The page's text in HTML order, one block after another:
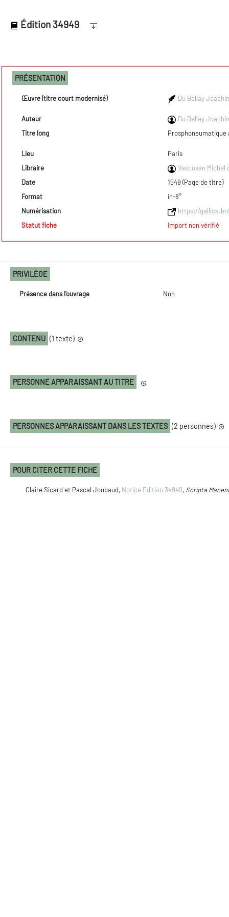
Édition 34949
PRÉSENTATION
Œuvre (titre court modernisé) Du Bellay
Auteur
Du Bellay
Titre long
Prosphoneumatique
Lieu
Paris
Libraire
Vascosan Michel
Date
1549 (Page de titre)
Format
in-8°
Numérisation
https://
Statut fiche
Import non vérifié
PRIVILÈGE
Présence dans l'ouvrage Non
CONTENU (1 texte)
PERSONNE APPARAISSANT AU TITRE
PERSONNES APPARAISSANT DANS LES TEXTES (2 personnes)
POUR CITER CETTE FICHE
Claire Sicard et Pascal Joubaud, Notice Edition 34949, Scripta